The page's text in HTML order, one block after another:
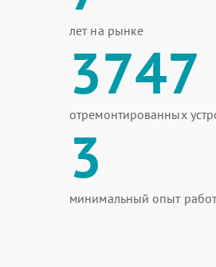
лет на рынке
3747
отремонтированных
3
минимальный опыт